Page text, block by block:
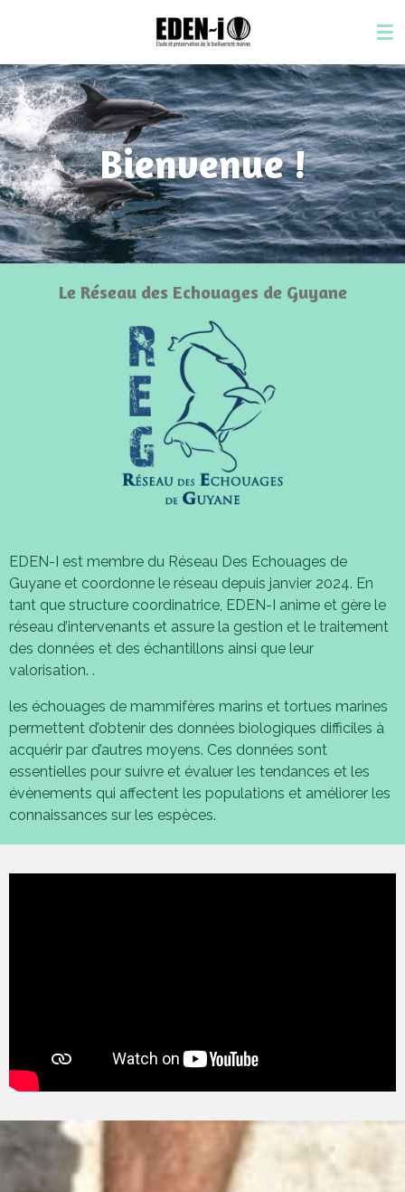
contenu
principal
Bienvenue !
Le Réseau des Echouages de Guyane
EDEN-I est membre du Réseau Des Echouages de
Guyane et coordonne le réseau depuis janvier 2024. En
tant que structure coordinatrice, EDEN-I anime et gère le
réseau d’intervenants et assure la gestion et le traitement
des données et des échantillons ainsi que leur
valorisation. .
les échouages de mammifères marins et tortues marines
permettent d’obtenir des données biologiques difficiles à
acquérir par d’autres moyens. Ces données sont
essentielles pour suivre et évaluer les tendances et les
évènements qui affectent les populations et améliorer les
connaissances sur les espèces.